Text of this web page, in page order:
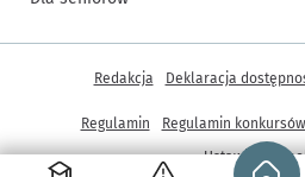
Inne informacje
Redakcja Deklaracja
Regulamin Regulamin konkursów
Ustawienia